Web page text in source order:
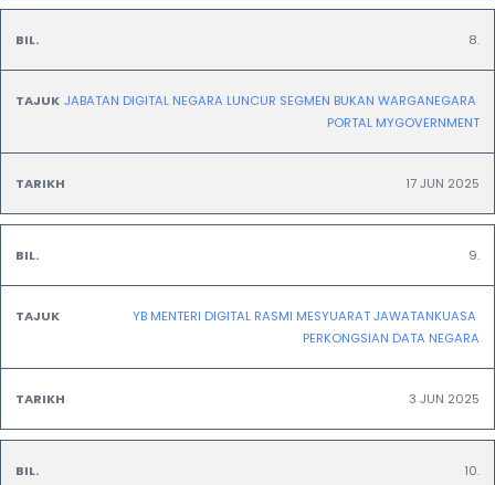
8.
JABATAN DIGITAL NEGARA LUNCUR SEGMEN BUKAN WARGANEGARA
PORTAL MYGOVERNMENT
17 JUN 2025
9.
YB MENTERI DIGITAL RASMI MESYUARAT JAWATANKUASA
PERKONGSIAN DATA NEGARA
3 JUN 2025
10.